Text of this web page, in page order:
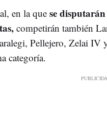
en la que se
competirán también
Pellejero, Zelai IV
categoría.